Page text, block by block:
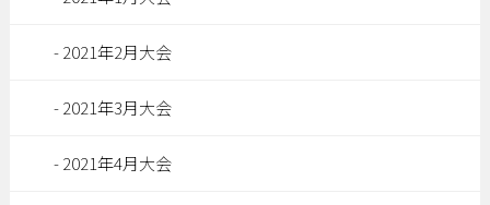
2021年2月大会
2021年3月大会
2021年4月大会